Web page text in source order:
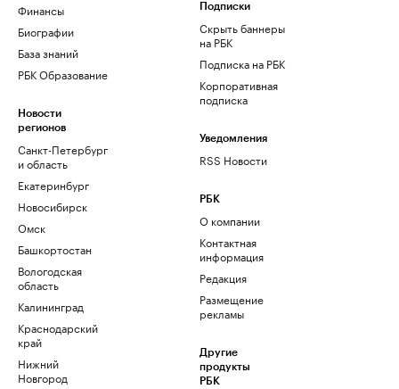
Финансы
Биографии
База знаний
РБК Образование
Новости
регионов
Санкт-Петербург
и область
Екатеринбург
Новосибирск
Омск
Башкортостан
Вологодская
область
Калининград
Краснодарский
край
Нижний
Новгород
Подписки
Скрыть баннеры
на РБК
Подписка на РБК
Корпоративная
подписка
Уведомления
RSS Новости
РБК
О компании
Контактная
информация
Редакция
Размещение
рекламы
Другие
продукты
РБК